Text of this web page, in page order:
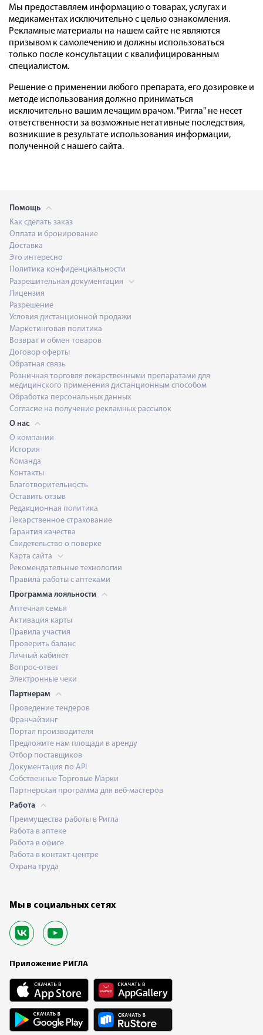
Мы предоставляем информацию о товарах, услугах и
медикаментах исключительно с целью ознакомления.
Рекламные материалы на нашем сайте не являются
призывом к самолечению и должны использоваться
только после консультации с квалифицированным
специалистом.
Решение о применении любого препарата, его дозировке и
методе использования должно приниматься
исключительно вашим лечащим врачом. "Ригла" не несет
ответственности за возможные негативные последствия,
возникшие в результате использования информации,
полученной с нашего сайта.
Помощь
Как сделать заказ
Оплата и бронирование
Доставка
Это интересно
Политика конфиденциальности
Разрешительная документация
Лицензия
Разрешение
Условия дистанционной продажи
Маркетинговая политика
Возврат и обмен товаров
Договор оферты
Обратная связь
Розничная торговля лекарственными препаратами для
медицинского применения дистанционным способом
Обработка персональных данных
Согласие на получение рекламных рассылок
О нас
О компании
История
Команда
Контакты
Благотворительность
Оставить отзыв
Редакционная политика
Лекарственное страхование
Гарантия качества
Свидетельство о поверке
Карта сайта
Рекомендательные технологии
Правила работы с аптеками
Программа лояльности
Аптечная семья
Активация карты
Правила участия
Проверить баланс
Личный кабинет
Вопрос-ответ
Электронные чеки
Партнерам
Проведение тендеров
Франчайзинг
Портал производителя
Предложите нам площади в аренду
Отбор поставщиков
Документация по API
Собственные Торговые Марки
Партнерская программа для веб-мастеров
Работа
Преимущества работы в Ригла
Работа в аптеке
Работа в офисе
Работа в контакт-центре
Охрана труда
Мы в социальных сетях
Приложение РИГЛА